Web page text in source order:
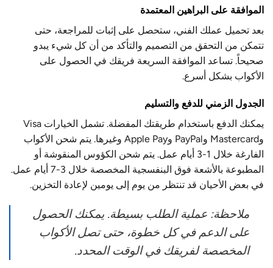
الموافقة على البراهين المعتمدة
بعد تحميل عملك الفني، ستحصل على إثبات للمراجعة، حتى
تتمكن من التحقق من التصميم والتأكد من أن كل شيء يبدو
صحيحاً. تساعد الموافقة السريعة فريقك في الحصول على
الأكواب بشكل أسرع.
الجدول الزمني للدفع والتسليم
يمكنك الدفع باستخدام طريقتك المفضلة. تشمل الخيارات Visa
وMastercard وPayPal وApple Pay وغيرها. يتم شحن الأكواب
الفارغة خلال 1-3 أيام عمل. يتم شحن الكؤوس المنقوشة أو
المطبوعة بالأشعة فوق البنفسجية المخصصة خلال 3-7 أيام عمل.
في بعض الأحيان قد تنتظر من يوم إلى يومين لإعادة التخزين.
ملاحظة: عملية الطلب بسيطة. يمكنك الحصول
على الدعم في كل خطوة، حتى تصل الأكواب
المخصصة لفريقك في الوقت المحدد.